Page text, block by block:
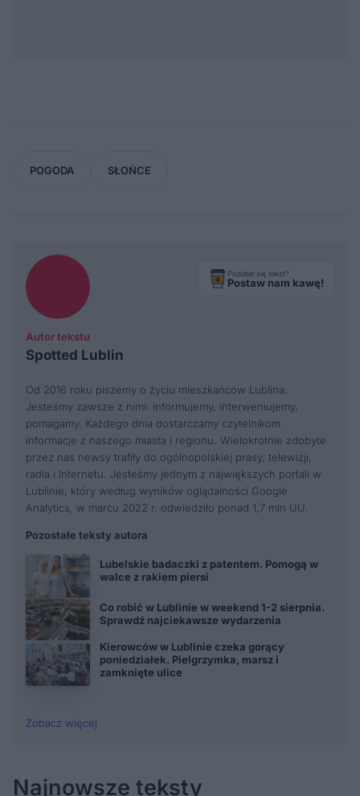
POGODA SŁOŃCE
Autor tekstu
Spotted Lublin
Podobał się tekst?
Postaw nam kawę!
Od 2016 roku piszemy o życiu mieszkańców Lublina.
Jesteśmy zawsze z nimi: informujemy, interweniujemy,
pomagamy. Każdego dnia dostarczamy czytelnikom
informacje z naszego miasta i regionu. Wielokrotnie zdobyte
przez nas newsy trafiły do ogólnopolskiej prasy, telewizji,
radia i Internetu. Jesteśmy jednym z największych portali w
Lublinie, który według wyników oglądalności Google
Analytics, w marcu 2022 r. odwiedziło ponad 1,7 mln UU.
Pozostałe teksty autora
Lubelskie badaczki z patentem. Pomogą w
walce z rakiem piersi
Co robić w Lublinie w weekend 1-2 sierpnia.
Sprawdź najciekawsze wydarzenia
Kierowców w Lublinie czeka gorący
poniedziałek. Pielgrzymka, marsz i
zamknięte ulice
Zobacz więcej
Najnowsze teksty